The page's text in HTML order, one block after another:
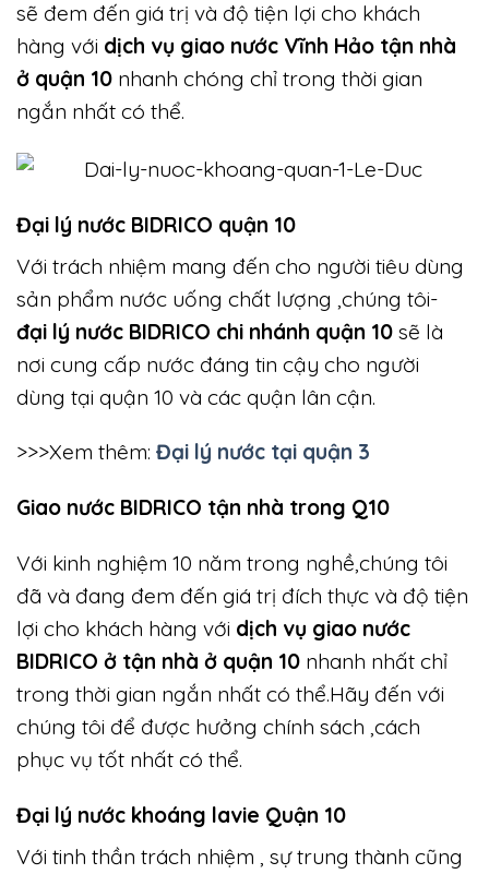
sẽ đem đến giá trị và độ tiện lợi cho khách
hàng với dịch vụ giao nước Vĩnh Hảo tận nhà
ở quận 10 nhanh chóng chỉ trong thời gian
ngắn nhất có thể.
Đại lý nước BIDRICO quận 10
Với trách nhiệm mang đến cho người tiêu dùng
sản phẩm nước uống chất lượng ,chúng tôi-
đại lý nước BIDRICO chi nhánh quận 10 sẽ là
nơi cung cấp nước đáng tin cậy cho người
dùng tại quận 10 và các quận lân cận.
>>>Xem thêm: Đại lý nước tại quận 3
Giao nước BIDRICO tận nhà trong Q10
Với kinh nghiệm 10 năm trong nghề,chúng tôi
đã và đang đem đến giá trị đích thực và độ tiện
lợi cho khách hàng với dịch vụ giao nước
BIDRICO ở tận nhà ở quận 10 nhanh nhất chỉ
trong thời gian ngắn nhất có thể.Hãy đến với
chúng tôi để được hưởng chính sách ,cách
phục vụ tốt nhất có thể.
Đại lý nước khoáng lavie Quận 10
Với tinh thần trách nhiệm , sự trung thành cũng